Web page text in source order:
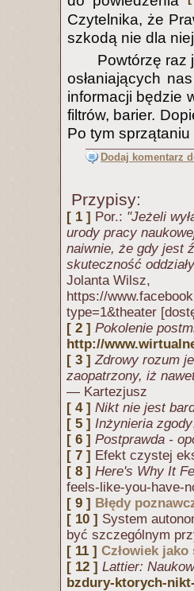
Czytelnika, że
szkodą nie dla
Powtórzę raz
osłaniających
informacji będzie
filtrów, barier.
Po tym
Dodaj komentarz
Przypisy:
[ 1 ] Por.: "Jeżeli
urody pracy
naiwnie, że gdy jest
skuteczność
Jolanta Wilsz,
https://
type=1&theater
[ 2 ] Pokolenie
http://
[ 3 ] Zdrowy rozum
zaopatrzony, iż
— Kartezjusz
[ 4 ] Nikt nie jest
[ 5 ] Inżynieria zgody
[ 6 ] Postprawda -
[ 7 ] Efekt czystej
[ 8 ] Here's Why It
feels-like-you-have-
[ 9 ] Błędy
[ 10 ] System
być szczególnym
[ 11 ] Człowiek
[ 12 ] Lattier:
bzdury-ktorych-